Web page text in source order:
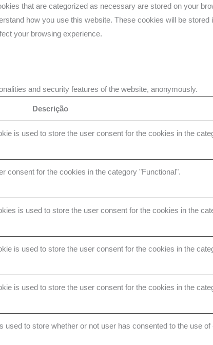
that are categorized as necessary are stored on your
how you use this website. These cookies will be
your browsing experience.
and security features of the website, anonymously.
Descrição
is used to store the user consent for the cookies in the
consent for the cookies in the category "Functional".
is used to store the user consent for the cookies in the
is used to store the user consent for the cookies in the
is used to store the user consent for the cookies in the
to store whether or not user has consented to the use